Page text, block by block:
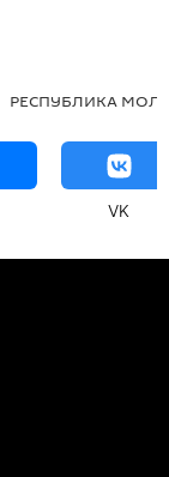
РЕСПУБЛИКА
VK